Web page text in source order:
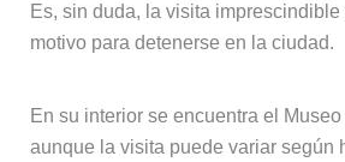
Es, sin duda, la visita imprescindible
motivo para detenerse en la ciudad.
En su interior se encuentra el
aunque la visita puede variar según